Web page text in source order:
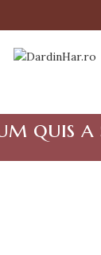
quis a